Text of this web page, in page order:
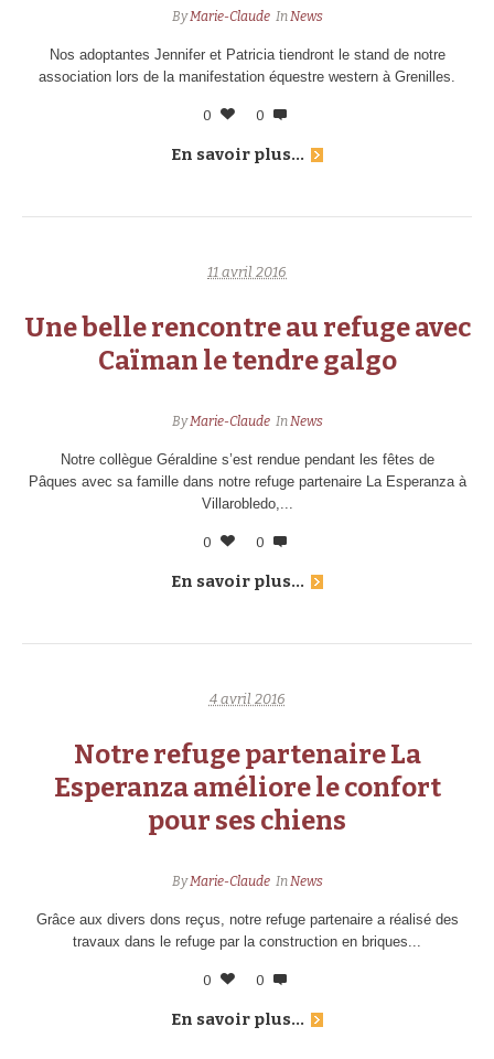
ByMarie-Claude InNews
Nos adoptantes Jennifer et Patricia tiendront le stand de notre
association lors de la manifestation équestre western à Grenilles.
0 0
En savoir plus...
11 avril 2016
Une belle rencontre au refuge avec
Caïman le tendre galgo
ByMarie-Claude InNews
Notre collègue Géraldine s’est rendue pendant les fêtes de
Pâques avec sa famille dans notre refuge partenaire La Esperanza à
Villarobledo,...
0 0
En savoir plus...
4 avril 2016
Notre refuge partenaire La
Esperanza améliore le confort
pour ses chiens
ByMarie-Claude InNews
Grâce aux divers dons reçus, notre refuge partenaire a réalisé des
travaux dans le refuge par la construction en briques...
0 0
En savoir plus...